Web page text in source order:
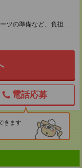
ツの準備など、負担 ...
電話応募
きます